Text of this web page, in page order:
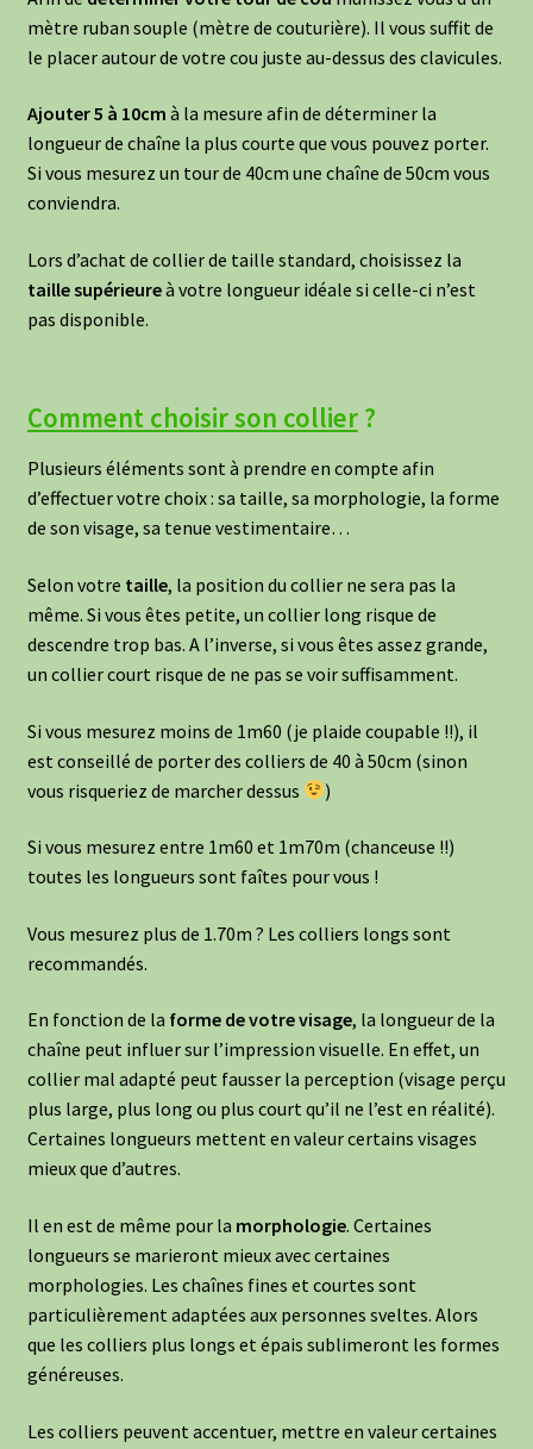
mètre ruban souple (mètre de couturière). Il vous suffit de
le placer autour de votre cou juste au-dessus des clavicules.
Ajouter 5 à 10cm à la mesure afin de déterminer la
longueur de chaîne la plus courte que vous pouvez porter.
Si vous mesurez un tour de 40cm une chaîne de 50cm vous
conviendra.
Lors d’achat de collier de taille standard, choisissez la
taille supérieureà votre longueur idéale si celle-ci n’est
pas disponible.
Comment choisir son collier?
Plusieurs éléments sont à prendre en compte afin
d’effectuer votre choix : sa taille, sa morphologie, la forme
de son visage, sa tenue vestimentaire…
Selon votre taille, la position du collier ne sera pas la
même. Si vous êtes petite, un collier long risque de
descendre trop bas. A l’inverse, si vous êtes assez grande,
un collier court risque de ne pas se voir suffisamment.
Si vous mesurez moins de 1m60 (je plaide coupable !!), il
est conseillé de porter des colliers de 40 à 50cm (sinon
vous risqueriez de marcher dessus
)
Si vous mesurez entre 1m60 et 1m70m (chanceuse !!)
toutes les longueurs sont faîtes pour vous !
Vous mesurez plus de 1.70m ? Les colliers longs sont
recommandés.
En fonction de la forme de votre visage, la longueur de la
chaîne peut influer sur l’impression visuelle. En effet, un
collier mal adapté peut fausser la perception (visage perçu
plus large, plus long ou plus court qu’il ne l’est en réalité).
Certaines longueurs mettent en valeur certains visages
mieux que d’autres.
Il en est de même pour la morphologie. Certaines
longueurs se marieront mieux avec certaines
morphologies. Les chaînes fines et courtes sont
particulièrement adaptées aux personnes sveltes. Alors
que les colliers plus longs et épais sublimeront les formes
généreuses.
Les colliers peuvent accentuer, mettre en valeur certaines